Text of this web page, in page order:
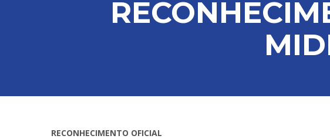
RECONHECIMENTO OFICIAL